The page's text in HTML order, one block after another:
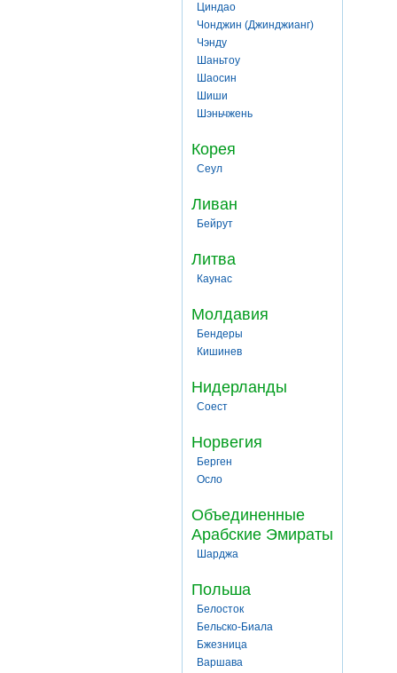
Циндао
Чонджин (Джинджианг)
Чэнду
Шаньтоу
Шаосин
Шиши
Шэньчжень
Корея
Сеул
Ливан
Бейрут
Литва
Каунас
Молдавия
Бендеры
Кишинев
Нидерланды
Соест
Норвегия
Берген
Осло
Объединенные
Арабские Эмираты
Шарджа
Польша
Белосток
Бельско-Биала
Бжезница
Варшава